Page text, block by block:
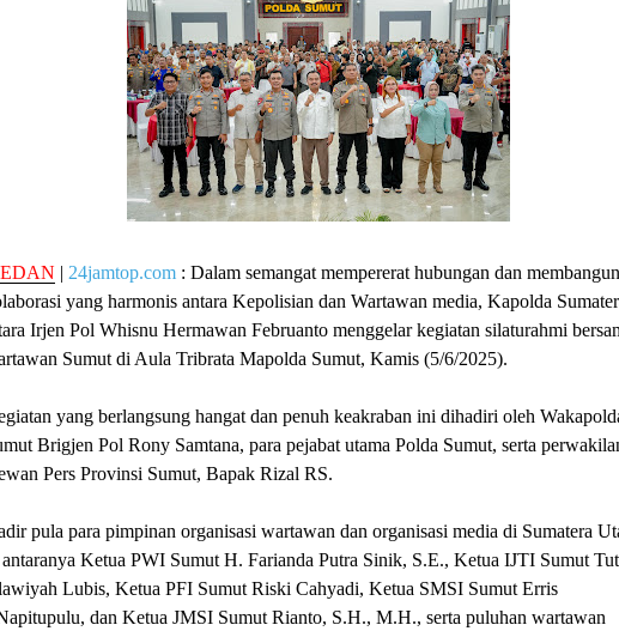
| 24jamtop.com : Dalam semangat mempererat hubungan dan membangun
yang harmonis antara Kepolisian dan Wartawan media, Kapolda
Irjen Pol Whisnu Hermawan Februanto menggelar kegiatan silaturahmi
Sumut di Aula Tribrata Mapolda Sumut, Kamis (5/6/2025).
yang berlangsung hangat dan penuh keakraban ini dihadiri oleh
Brigjen Pol Rony Samtana, para pejabat utama Polda Sumut, serta
Pers Provinsi Sumut, Bapak Rizal RS.
pula para pimpinan organisasi wartawan dan organisasi media di Sumatera
Ketua PWI Sumut H. Farianda Putra Sinik, S.E., Ketua IJTI Sumut
Lubis, Ketua PFI Sumut Riski Cahyadi, Ketua SMSI Sumut Erris
dan Ketua JMSI Sumut Rianto, S.H., M.H., serta puluhan wartawan